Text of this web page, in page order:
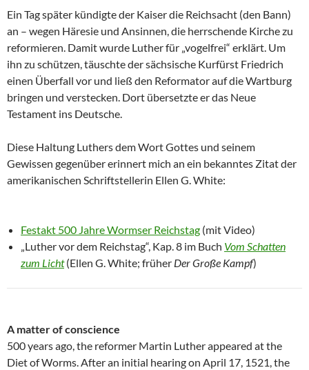
Ein Tag später kündigte der Kaiser die Reichsacht (den Bann)
an – wegen Häresie und Ansinnen, die herrschende Kirche zu
reformieren. Damit wurde Luther für „vogelfrei“ erklärt. Um
ihn zu schützen, täuschte der sächsische Kurfürst Friedrich
einen Überfall vor und ließ den Reformator auf die Wartburg
bringen und verstecken. Dort übersetzte er das Neue
Testament ins Deutsche.
Diese Haltung Luthers dem Wort Gottes und seinem
Gewissen gegenüber erinnert mich an ein bekanntes Zitat der
amerikanischen Schriftstellerin Ellen G. White:
Festakt 500 Jahre Wormser Reichstag (mit Video)
„Luther vor dem Reichstag“, Kap. 8 im Buch Vom Schatten
zum Licht(Ellen G. White; früher Der Große Kampf)
A matter of conscience
500 years ago, the reformer Martin Luther appeared at the
Diet of Worms. After an initial hearing on April 17, 1521, the